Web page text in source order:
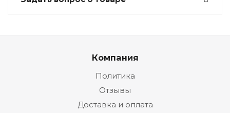
Компания
Политика
Отзывы
Доставка и оплата